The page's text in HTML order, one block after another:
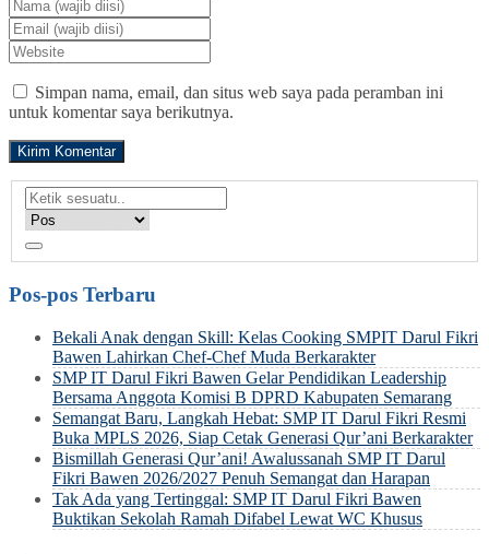
Simpan nama, email, dan situs web saya pada peramban ini
untuk komentar saya berikutnya.
Pos-pos Terbaru
Bekali Anak dengan Skill: Kelas Cooking SMPIT Darul Fikri
Bawen Lahirkan Chef-Chef Muda Berkarakter
SMP IT Darul Fikri Bawen Gelar Pendidikan Leadership
Bersama Anggota Komisi B DPRD Kabupaten Semarang
Semangat Baru, Langkah Hebat: SMP IT Darul Fikri Resmi
Buka MPLS 2026, Siap Cetak Generasi Qur’ani Berkarakter
Bismillah Generasi Qur’ani! Awalussanah SMP IT Darul
Fikri Bawen 2026/2027 Penuh Semangat dan Harapan
Tak Ada yang Tertinggal: SMP IT Darul Fikri Bawen
Buktikan Sekolah Ramah Difabel Lewat WC Khusus